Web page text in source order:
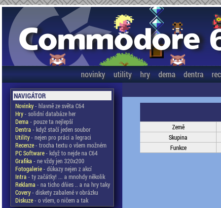
novinky utility hry dema dentra
NAVIGÁTOR
Novinky- hlavně ze světa C64
Hry- solidní databáze her
Dema - pouze ta nejlepší
Dentra - když stačí jeden soubor
Utility- nejen pro práci a legraci
Recenze- trocha textu o všem možném
PC Software- když to nejde na C64
Grafika - ne vždy jen 320x200
Fotogalerie- důkazy nejen z akcí
Intra - ty začátky! ... a mnohdy několik
Reklama - na ticho dňies .. a na hry taky
Covery- diskety zabalené v obrázku
Diskuze- o všem, o ničem a tak
Země
Skupina
Funkce